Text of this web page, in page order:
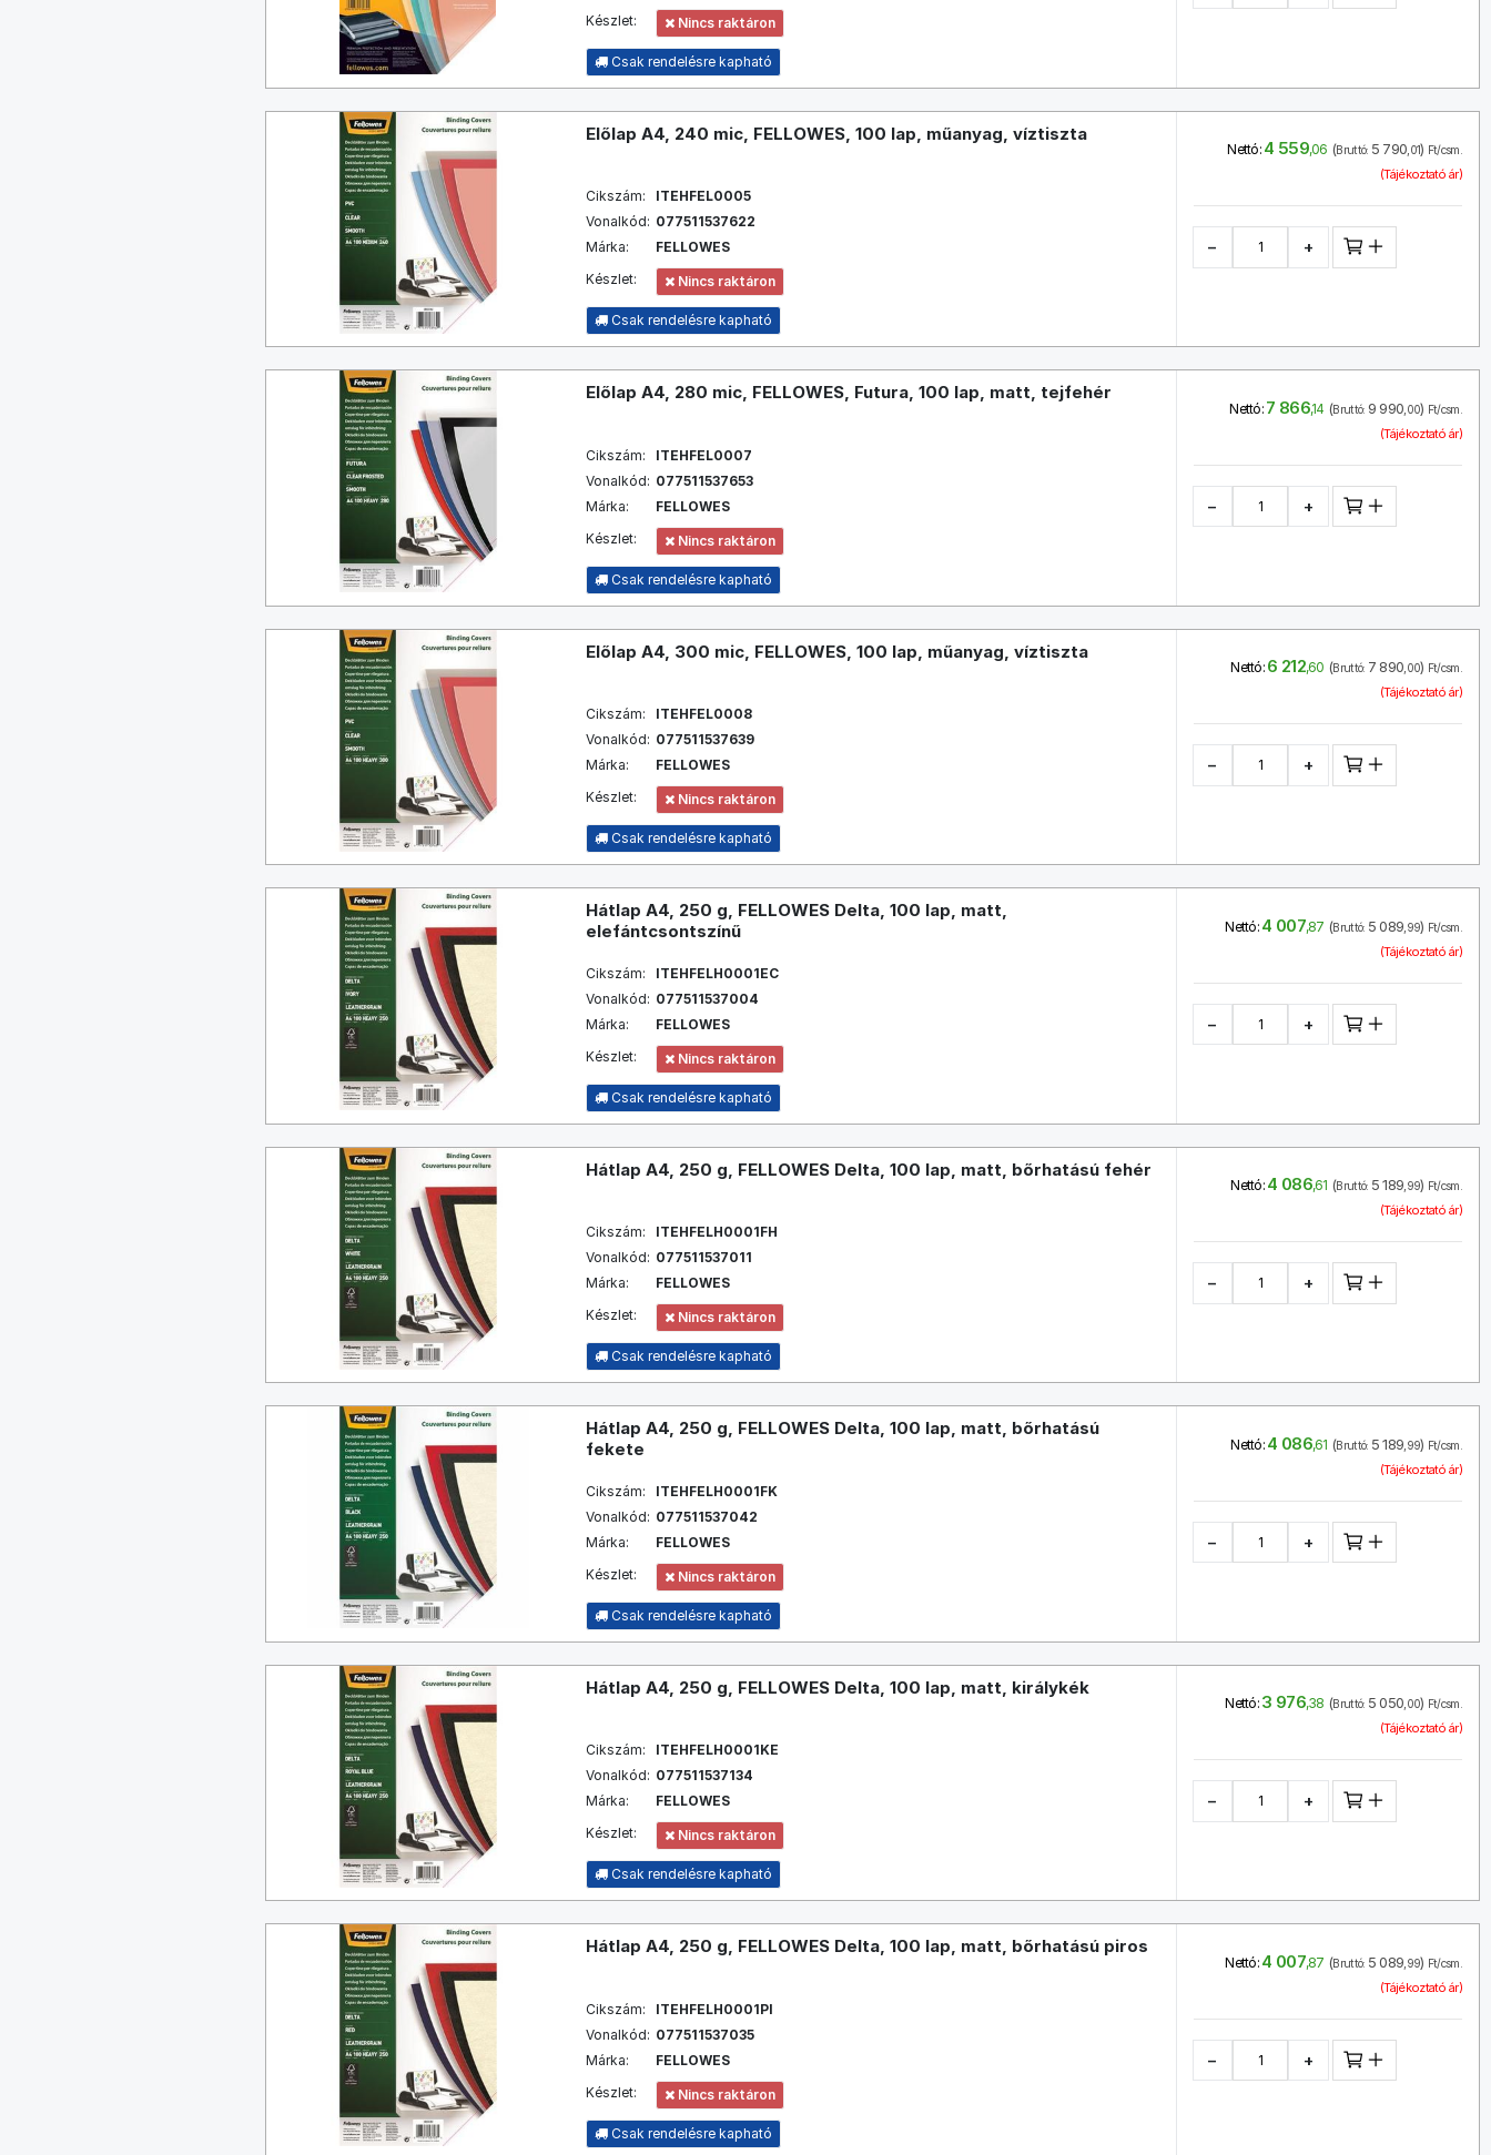
Készlet:
Nincs raktáron
Csak rendelésre kapható
Előlap A4, 240 mic, FELLOWES, 100 lap, műanyag, víztiszta
Cikszám:
ITEHFEL0005
Vonalkód: 077511537622
Márka:
FELLOWES
Készlet:
Nincs raktáron
Csak rendelésre kapható
Nettó: 4 559,06 (Bruttó: 5 790,01) Ft/csm.
(Tájékoztató ár)
− +
Előlap A4, 280 mic, FELLOWES, Futura, 100 lap, matt, tejfehér
Cikszám:
ITEHFEL0007
Vonalkód: 077511537653
Márka:
FELLOWES
Készlet:
Nincs raktáron
Csak rendelésre kapható
Nettó: 7 866,14 (Bruttó: 9 990,00) Ft/csm.
(Tájékoztató ár)
− +
Előlap A4, 300 mic, FELLOWES, 100 lap, műanyag, víztiszta
Cikszám:
ITEHFEL0008
Vonalkód: 077511537639
Márka:
FELLOWES
Készlet:
Nincs raktáron
Csak rendelésre kapható
Nettó: 6 212,60 (Bruttó: 7 890,00) Ft/csm.
(Tájékoztató ár)
− +
Hátlap A4, 250 g, FELLOWES Delta, 100 lap, matt,
elefántcsontszínű
Cikszám:
ITEHFELH0001EC
Vonalkód: 077511537004
Márka:
FELLOWES
Készlet:
Nincs raktáron
Csak rendelésre kapható
Nettó: 4 007,87 (Bruttó: 5 089,99) Ft/csm.
(Tájékoztató ár)
− +
Hátlap A4, 250 g, FELLOWES Delta, 100 lap, matt, bőrhatású fehér
Cikszám:
ITEHFELH0001FH
Vonalkód: 077511537011
Márka:
FELLOWES
Készlet:
Nincs raktáron
Csak rendelésre kapható
Nettó: 4 086,61 (Bruttó: 5 189,99) Ft/csm.
(Tájékoztató ár)
− +
Hátlap A4, 250 g, FELLOWES Delta, 100 lap, matt, bőrhatású
fekete
Cikszám:
ITEHFELH0001FK
Vonalkód: 077511537042
Márka:
FELLOWES
Készlet:
Nincs raktáron
Csak rendelésre kapható
Nettó: 4 086,61 (Bruttó: 5 189,99) Ft/csm.
(Tájékoztató ár)
− +
Hátlap A4, 250 g, FELLOWES Delta, 100 lap, matt, királykék
Cikszám:
ITEHFELH0001KE
Vonalkód: 077511537134
Márka:
FELLOWES
Készlet:
Nincs raktáron
Csak rendelésre kapható
Nettó: 3 976,38 (Bruttó: 5 050,00) Ft/csm.
(Tájékoztató ár)
− +
Hátlap A4, 250 g, FELLOWES Delta, 100 lap, matt, bőrhatású piros
Cikszám:
ITEHFELH0001PI
Vonalkód: 077511537035
Márka:
FELLOWES
Készlet:
Nincs raktáron
Csak rendelésre kapható
Nettó: 4 007,87 (Bruttó: 5 089,99) Ft/csm.
(Tájékoztató ár)
− +